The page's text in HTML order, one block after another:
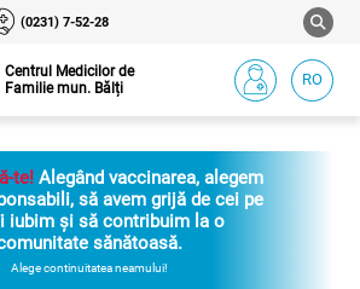
(0231) 7-52-28
Centrul Medicilor de
Familie mun. Bălți
RO
te! Alegând vaccinarea, alegem
să avem grijă de cei pe
iubim și să contribuim la o
sănătoasă.
Alege continuitatea neamului!